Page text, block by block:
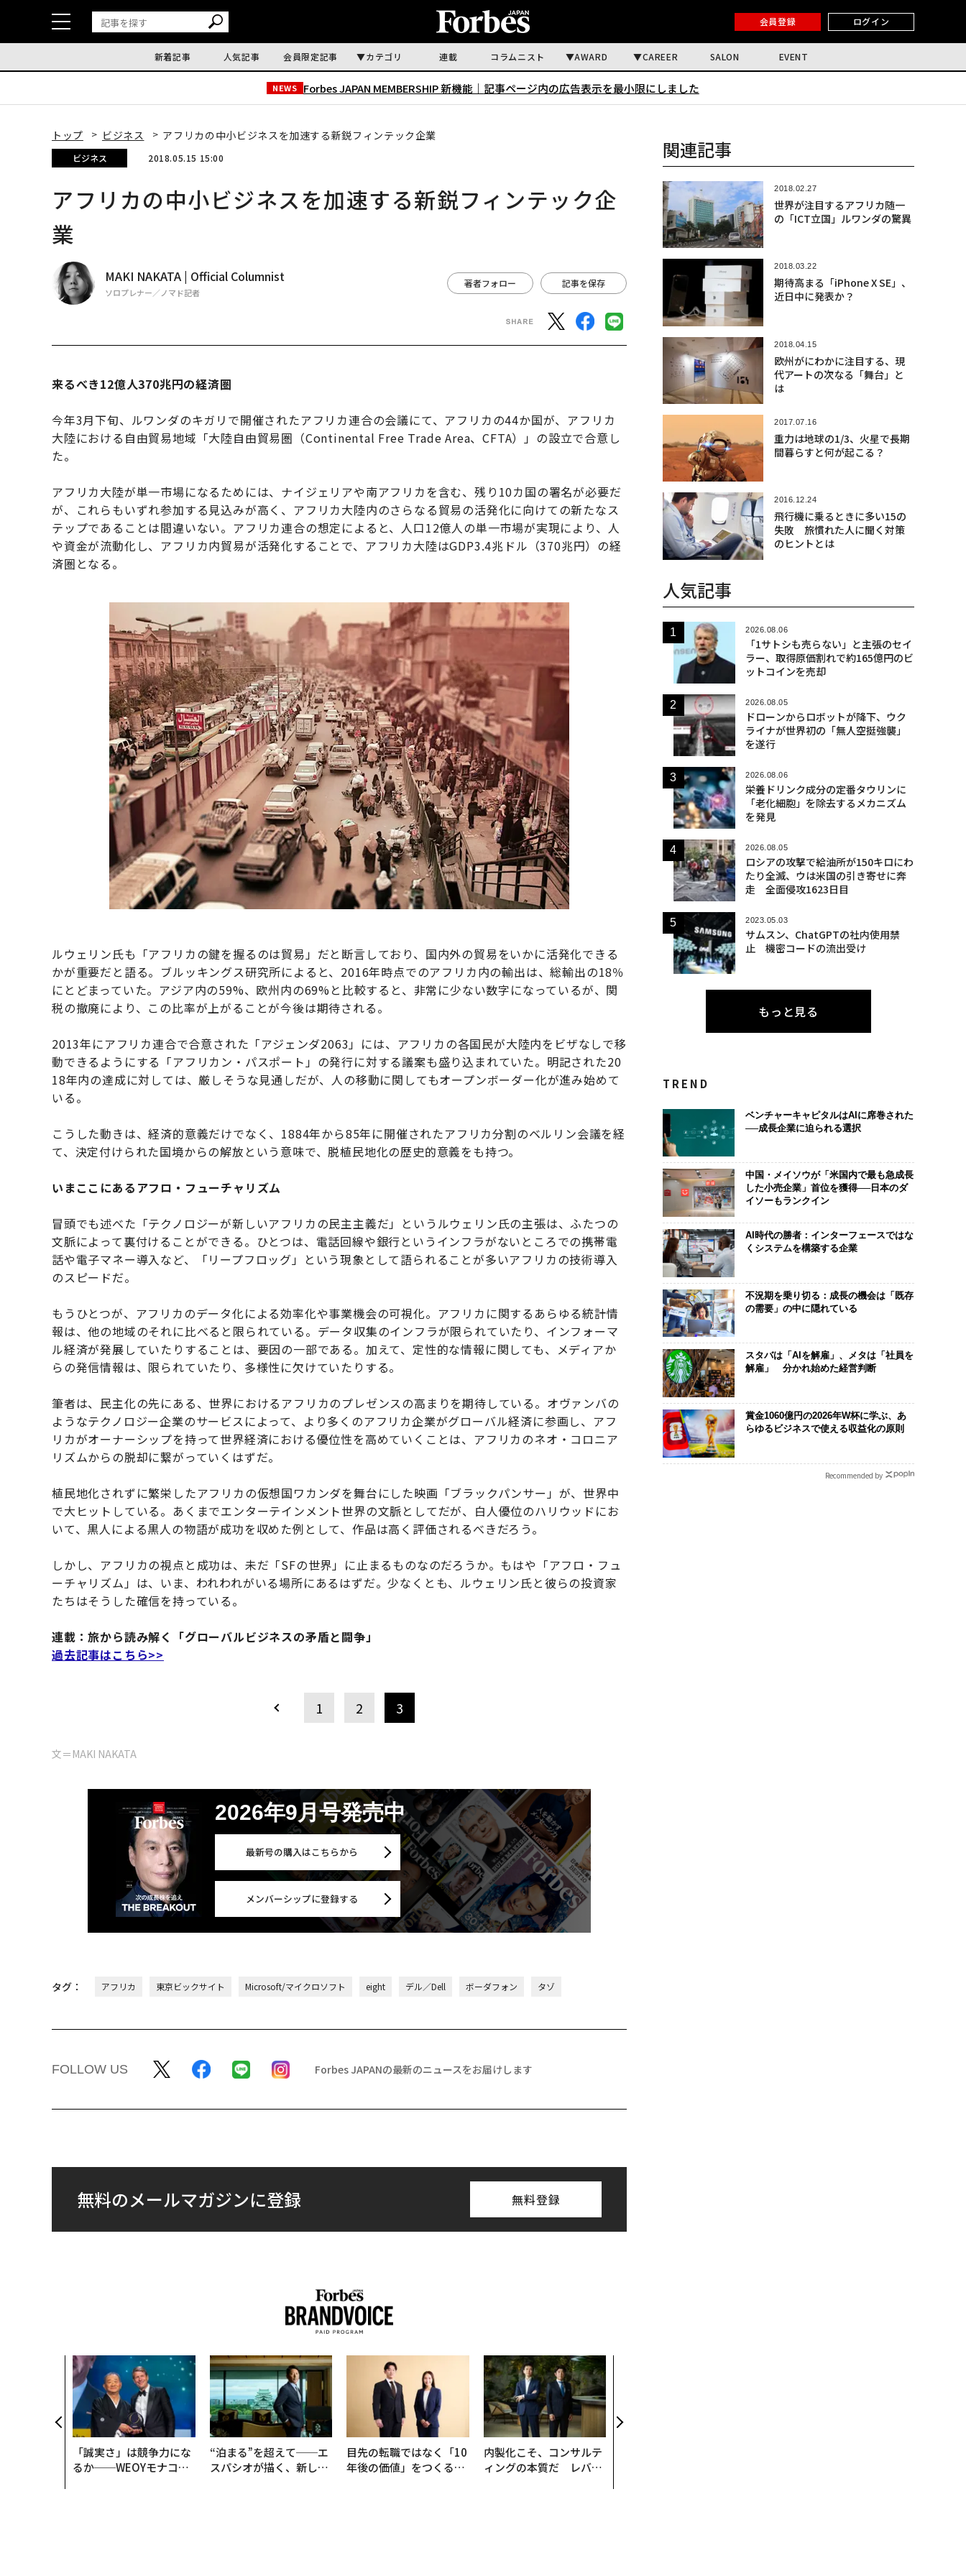
会員登録 ログイン
新着記事 人気記事 会員限定記事 カテゴリ 連載 コラムニスト AWARD CAREER SALON EVENT
NEWS Forbes JAPAN MEMBERSHIP 新機能｜ 記事ページ内の広告表示を最小限にしました
トップ ビジネス アフリカの中小ビジネスを加速する新鋭フィンテック企業
ビジネス 2018.05.15 15:00
アフリカの中小ビジネスを加速する新鋭フィンテック企
業
MAKI NAKATA | Official Columnist
ソロプレナー／ノマド記者
著者フォロー 記事を保存
来るべき12億人370兆円の経済圏
今年3月下旬、ルワンダのキガリで開催されたアフリカ連合の会議にて、アフリカの44か国が、アフリカ
大陸における自由貿易地域「大陸自由貿易圏（Continental Free Trade Area、CFTA）」の設立で合意し
た。
アフリカ大陸が単一市場になるためには、ナイジェリアや南アフリカを含む、残り10カ国の署名が必要だ
が、これらもいずれ参加する見込みが高く、アフリカ大陸内のさらなる貿易の活発化に向けての新たなス
テップであることは間違いない。アフリカ連合の想定によると、人口12億人の単一市場が実現により、人
や資金が流動化し、アフリカ内貿易が活発化することで、アフリカ大陸はGDP3.4兆ドル（370兆円）の経
済圏となる。
ルウェリン氏も「アフリカの鍵を握るのは貿易」だと断言しており、国内外の貿易をいかに活発化できる
かが重要だと語る。ブルッキングス研究所によると、2016年時点でのアフリカ内の輸出は、総輸出の18％
にとどまっていた。アジア内の59%、欧州内の69%と比較すると、非常に少ない数字になっているが、関
税の撤廃により、この比率が上がることが今後は期待される。
2013年にアフリカ連合で合意された「アジェンダ2063」には、アフリカの各国民が大陸内をビザなしで移
動できるようにする「アフリカン・パスポート」の発行に対する議案も盛り込まれていた。明記された20
18年内の達成に対しては、厳しそうな見通しだが、人の移動に関してもオープンボーダー化が進み始めて
いる。
こうした動きは、経済的意義だけでなく、1884年から85年に開催されたアフリカ分割のベルリン会議を経
て、決定付けられた国境からの解放という意味で、脱植民地化の歴史的意義をも持つ。
いまここにあるアフロ・フューチャリズム
冒頭でも述べた「テクノロジーが新しいアフリカの民主主義だ」というルウェリン氏の主張は、ふたつの
文脈によって裏付けることができる。ひとつは、電話回線や銀行というインフラがないところでの携帯電
話や電子マネー導入など、「リープフロッグ」という現象として語られることが多いアフリカの技術導入
のスピードだ。
もうひとつが、アフリカのデータ化による効率化や事業機会の可視化。アフリカに関するあらゆる統計情
報は、他の地域のそれに比べると限られている。データ収集のインフラが限られていたり、インフォーマ
ル経済が発展していたりすることは、要因の一部である。加えて、定性的な情報に関しても、メディアか
らの発信情報は、限られていたり、多様性に欠けていたりする。
筆者は、民主化の先にある、世界におけるアフリカのプレゼンスの高まりを期待している。オヴァンバの
ようなテクノロジー企業のサービスによって、より多くのアフリカ企業がグローバル経済に参画し、アフ
リカがオーナーシップを持って世界経済における優位性を高めていくことは、アフリカのネオ・コロニア
リズムからの脱却に繋がっていくはずだ。
植民地化されずに繁栄したアフリカの仮想国ワカンダを舞台にした映画「ブラックパンサー」が、世界中
で大ヒットしている。あくまでエンターテインメント世界の文脈としてだが、白人優位のハリウッドにお
いて、黒人による黒人の物語が成功を収めた例として、作品は高く評価されるべきだろう。
しかし、アフリカの視点と成功は、未だ「SFの世界」に止まるものなのだろうか。もはや「アフロ・フュ
ーチャリズム」は、いま、われわれがいる場所にあるはずだ。少なくとも、ルウェリン氏と彼らの投資家
たちはそうした確信を持っている。
連載：旅から読み解く「グローバルビジネスの矛盾と闘争」
過去記事はこちら>>
1 2 3
文＝MAKI NAKATA
2026年9月号発売中
最新号の購入はこちらから
メンバーシップに登録する
タグ： アフリカ 東京ビックサイト Microsoft/マイクロソフト eight デル／Dell ボーダフォン タゾ
FOLLOW US Forbes JAPANの最新のニュースをお届けします
無料のメールマガジンに登録 無料登録
「誠実さ」は競争力にな
るか──WEOYモナコで
“泊まる”を超えて──エ
スパシオが描く、新しい
目先の転職ではなく「10
年後の価値」をつくる─
内製化こそ、コンサルテ
ィングの本質だ レバレ
来
関連記事
2018.02.27
世界が注目するアフリカ随一
の「ICT立国」ルワンダの驚異
2018.03.22
期待高まる「iPhone X SE」、
近日中に発表か？
2018.04.15
欧州がにわかに注目する、現
代アートの次なる「舞台」と
は
2017.07.16
重力は地球の1/3、火星で長期
間暮らすと何が起こる？
2016.12.24
飛行機に乗るときに多い15の
失敗 旅慣れた人に聞く対策
のヒントとは
人気記事
2026.08.06
「1サトシも売らない」と主張のセイ
ラー、取得原価割れで約165億円のビ
ットコインを売却
2026.08.05
ドローンからロボットが降下、ウク
ライナが世界初の「無人空挺強襲」
を遂行
2026.08.06
栄養ドリンク成分の定番タウリンに
「老化細胞」を除去するメカニズム
を発見
2026.08.05
ロシアの攻撃で給油所が150キロにわ
たり全滅、ウは米国の引き寄せに奔
走 全面侵攻1623日目
2023.05.03
サムスン、ChatGPTの社内使用禁
止 機密コードの流出受け
もっと見る
TREND
ベンチャーキャピタルはAIに席巻された
──成長企業に迫られる選択
中国・メイソウが「米国内で最も急成長
した小売企業」首位を獲得──日本のダ
イソーもランクイン
AI時代の勝者：インターフェースではな
くシステムを構築する企業
不況期を乗り切る：成長の機会は「既存
の需要」の中に隠れている
スタバは「AIを解雇」、メタは「社員を
解雇」 分かれ始めた経営判断
賞金1060億円の2026年W杯に学ぶ、あ
らゆるビジネスで使える収益化の原則
Recommended by